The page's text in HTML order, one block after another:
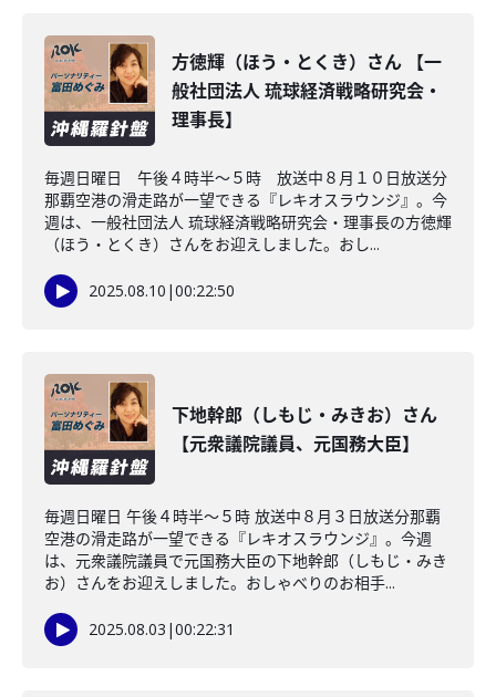
方徳輝（ほう・とくき）さん 【一
般社団法人 琉球経済戦略研究会・
理事長】
毎週日曜日 午後４時半～５時 放送中８月１０日放送分
那覇空港の滑走路が一望できる『レキオスラウンジ』。今
週は、一般社団法人 琉球経済戦略研究会・理事長の方徳輝
（ほう・とくき）さんをお迎えしました。おし...
2025.08.10 |00:22:50
下地幹郎（しもじ・みきお）さん
【元衆議院議員、元国務大臣】
毎週日曜日 午後４時半～５時 放送中８月３日放送分那覇
空港の滑走路が一望できる『レキオスラウンジ』。今週
は、元衆議院議員で元国務大臣の下地幹郎（しもじ・みき
お）さんをお迎えしました。おしゃべりのお相手...
2025.08.03 |00:22:31